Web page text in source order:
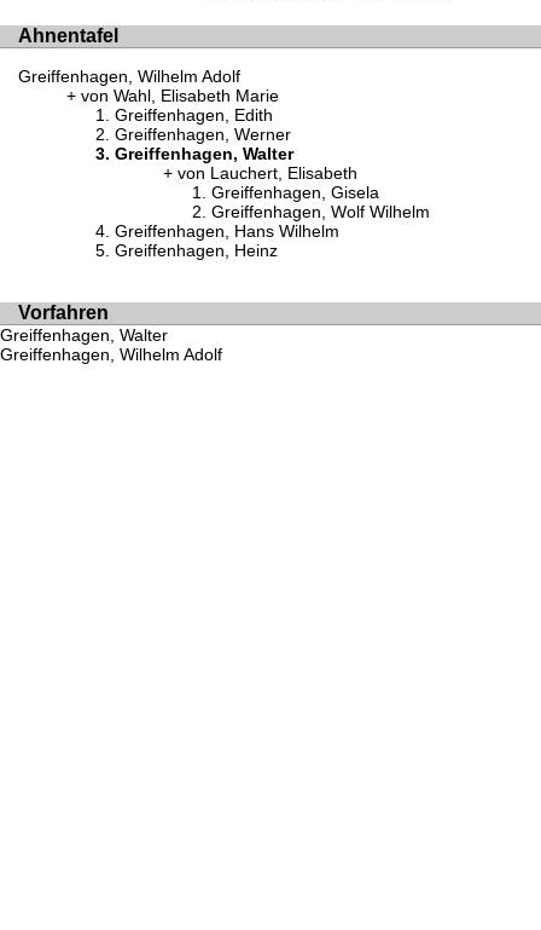
Ahnentafel
Greiffenhagen, Wilhelm Adolf
von Wahl, Elisabeth Marie
Greiffenhagen, Edith
Greiffenhagen, Werner
Greiffenhagen, Walter
von Lauchert, Elisabeth
Greiffenhagen, Gisela
Greiffenhagen, Wolf Wilhelm
Greiffenhagen, Hans Wilhelm
Greiffenhagen, Heinz
Vorfahren
Greiffenhagen, Walter
Greiffenhagen, Wilhelm Adolf